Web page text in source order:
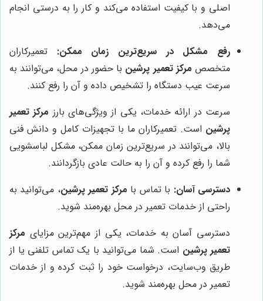
اصلی و با کیفیت استفاده می‌کند و کار را به درستی انجام
می‌دهد.
رفع مشکل در سریع‌ترین زمان ممکن: تعمیرکاران
متخصص مرکز تعمیر پرشین با حضور در محل، می‌توانند به
سرعت عیب دستگاه را تشخیص داده و آن را رفع کنند.
سرعت در ارائه خدمات، یکی از ویژگی‌های بارز مرکز تعمیر
پرشین است. تعمیرکاران ما با تجهیزات کامل و دانش فنی
بالا، می‌توانند در سریع‌ترین زمان ممکن، مشکل لباسشویی
شما را رفع کرده و آن را به حالت عادی بازگردانند.
دسترسی آسان: با تماس با مرکز تعمیر پرشین، می‌توانید به
راحتی از خدمات تعمیر در محل بهره‌مند شوید.
دسترسی آسان به خدمات، یکی از مهم‌ترین مزایای مرکز
تعمیر پرشین است. شما می‌توانید با یک تماس تلفنی یا از
طریق وب‌سایت، درخواست خود را ثبت کرده و از خدمات
تعمیر در محل بهره‌مند شوید.